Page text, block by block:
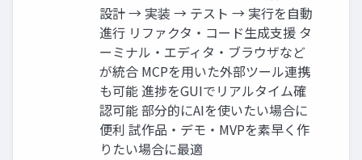
設計 → 実装 → テスト → 実行を自動
進行 リファクタ・コード生成支援 タ
ーミナル・エディタ・ブラウザなど
が統合 MCPを用いた外部ツール連携
も可能 進捗をGUIでリアルタイム確
認可能 部分的にAIを使いたい場合に
便利 試作品・デモ・MVPを素早く作
りたい場合に最適